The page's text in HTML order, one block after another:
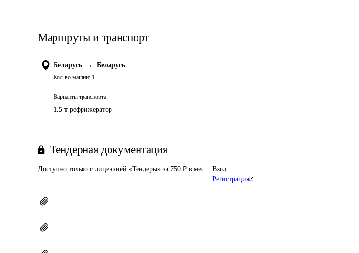
Маршруты и транспорт
Беларусь → Беларусь
Кол-во машин: 1
Варианты транспорта
1.5 т рефрижератор
Тендерная документация
Доступно только с лицензией «Тендеры» за 750 ₽ в мес
Вход
Регистрация